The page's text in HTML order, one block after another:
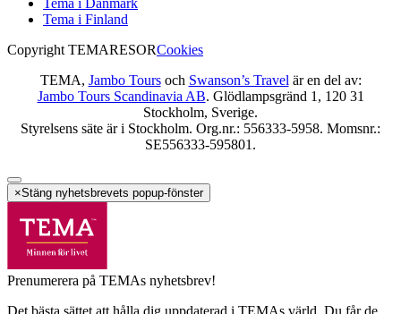
Tema i Danmark
Tema i Finland
Copyright TEMARESORCookies
TEMA, Jambo Toursoch Swanson’s Travel är en del av:
Jambo Tours Scandinavia AB. Glödlampsgränd 1, 120 31
Stockholm, Sverige.
Styrelsens säte är i Stockholm. Org.nr.: 556333-5958. Momsnr.:
SE556333-595801.
×Stäng nyhetsbrevets popup-fönster
Prenumerera på TEMAs nyhetsbrev!
Det bästa sättet att hålla dig uppdaterad i TEMAs värld. Du får de